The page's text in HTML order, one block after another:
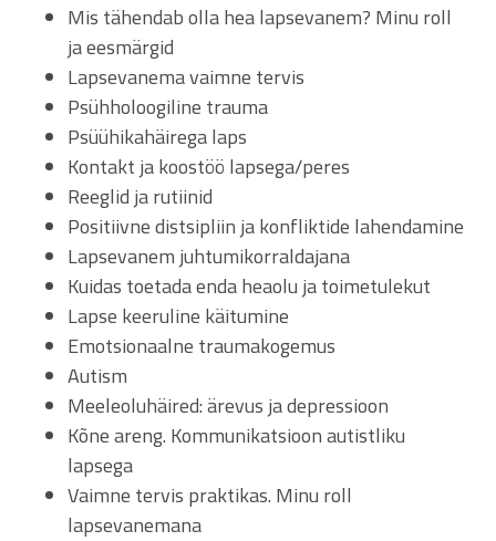
Mis tähendab olla hea lapsevanem? Minu roll
ja eesmärgid
Lapsevanema vaimne tervis
Psühholoogiline trauma
Psüühikahäirega laps
Kontakt ja koostöö lapsega/peres
Reeglid ja rutiinid
Positiivne distsipliin ja konfliktide lahendamine
Lapsevanem juhtumikorraldajana
Kuidas toetada enda heaolu ja toimetulekut
Lapse keeruline käitumine
Emotsionaalne traumakogemus
Autism
Meeleoluhäired: ärevus ja depressioon
Kõne areng. Kommunikatsioon autistliku
lapsega
Vaimne tervis praktikas. Minu roll
lapsevanemana